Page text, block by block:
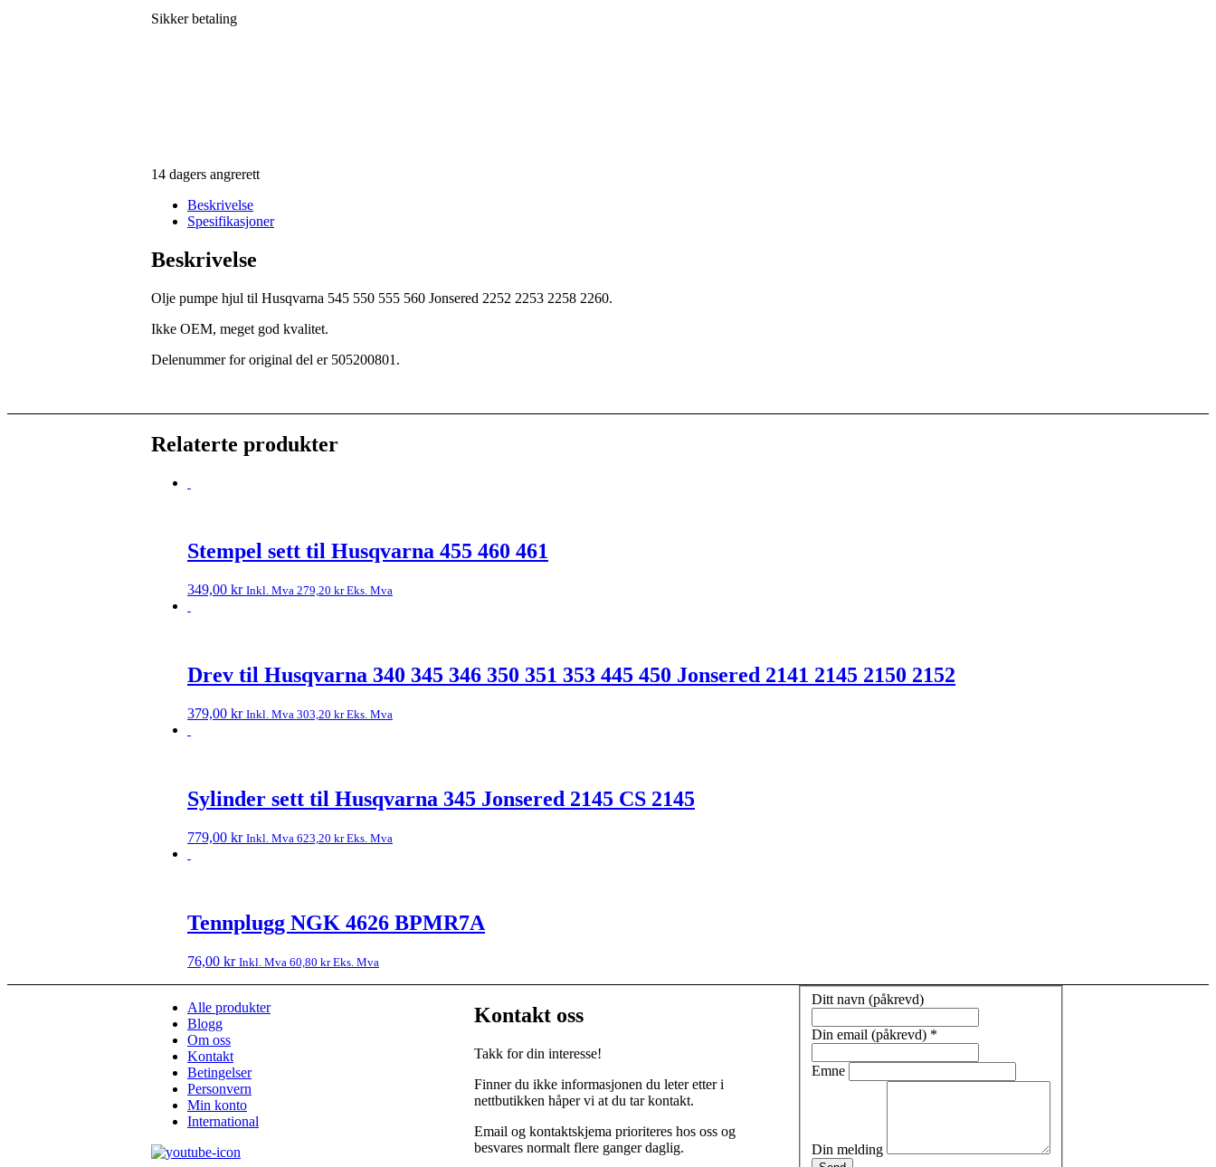
Sikker betaling
14 dagers angrerett
Beskrivelse
Spesifikasjoner
Beskrivelse
Olje pumpe hjul til Husqvarna 545 550 555 560 Jonsered 2252 2253 2258 2260.
Ikke OEM, meget god kvalitet.
Delenummer for original del er 505200801.
Relaterte produkter
Stempel sett til Husqvarna 455 460 461
349,00 kr Inkl. Mva 279,20 krEks. Mva
Drev til Husqvarna 340 345 346 350 351 353 445 450 Jonsered 2141 2145 2150 2152
379,00 kr Inkl. Mva 303,20 krEks. Mva
Sylinder sett til Husqvarna 345 Jonsered 2145 CS 2145
779,00 kr Inkl. Mva 623,20 krEks. Mva
Tennplugg NGK 4626 BPMR7A
76,00 kr Inkl. Mva 60,80 krEks. Mva
Alle produkter
Blogg
Om oss
Kontakt
Betingelser
Personvern
Min konto
International
Kontakt oss
Takk for din interesse!
Finner du ikke informasjonen du leter etter i
nettbutikken håper vi at du tar kontakt.
Email og kontaktskjema prioriteres hos oss og
besvares normalt flere ganger daglig.
Ditt navn (påkrevd)
Din email (påkrevd) *
Emne
Din melding